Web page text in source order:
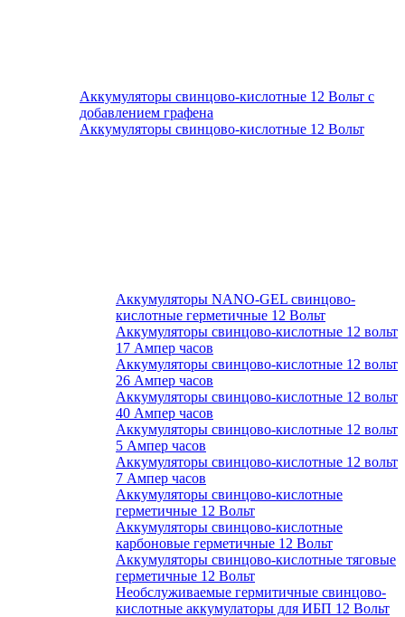
Аккумуляторы свинцово-кислотные 12 Вольт с
добавлением графена
Аккумуляторы свинцово-кислотные 12 Вольт
Аккумуляторы NANO-GEL свинцово-
кислотные герметичные 12 Вольт
Аккумуляторы свинцово-кислотные 12 вольт
17 Ампер часов
Аккумуляторы свинцово-кислотные 12 вольт
26 Ампер часов
Аккумуляторы свинцово-кислотные 12 вольт
40 Ампер часов
Аккумуляторы свинцово-кислотные 12 вольт
5 Ампер часов
Аккумуляторы свинцово-кислотные 12 вольт
7 Ампер часов
Аккумуляторы свинцово-кислотные
герметичные 12 Вольт
Аккумуляторы свинцово-кислотные
карбоновые герметичные 12 Вольт
Аккумуляторы свинцово-кислотные тяговые
герметичные 12 Вольт
Необслуживаемые гермитичные свинцово-
кислотные аккумулаторы для ИБП 12 Вольт